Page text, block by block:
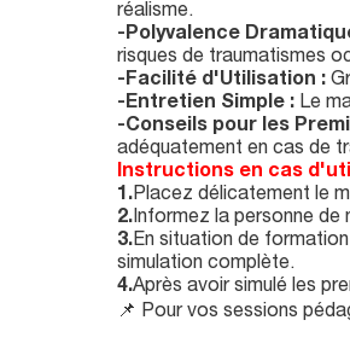
réalisme.
-Polyvalence
risques de traumatismes
-Facilité d'Utilisation :
-Entretien Simple : Le
-Conseils pour les
adéquatement en cas de
Instructions en cas
1.Placez délicatement le
2.Informez la personne de
3.En situation de
simulation complète.
4.Après avoir simulé les
📌 Pour vos sessions